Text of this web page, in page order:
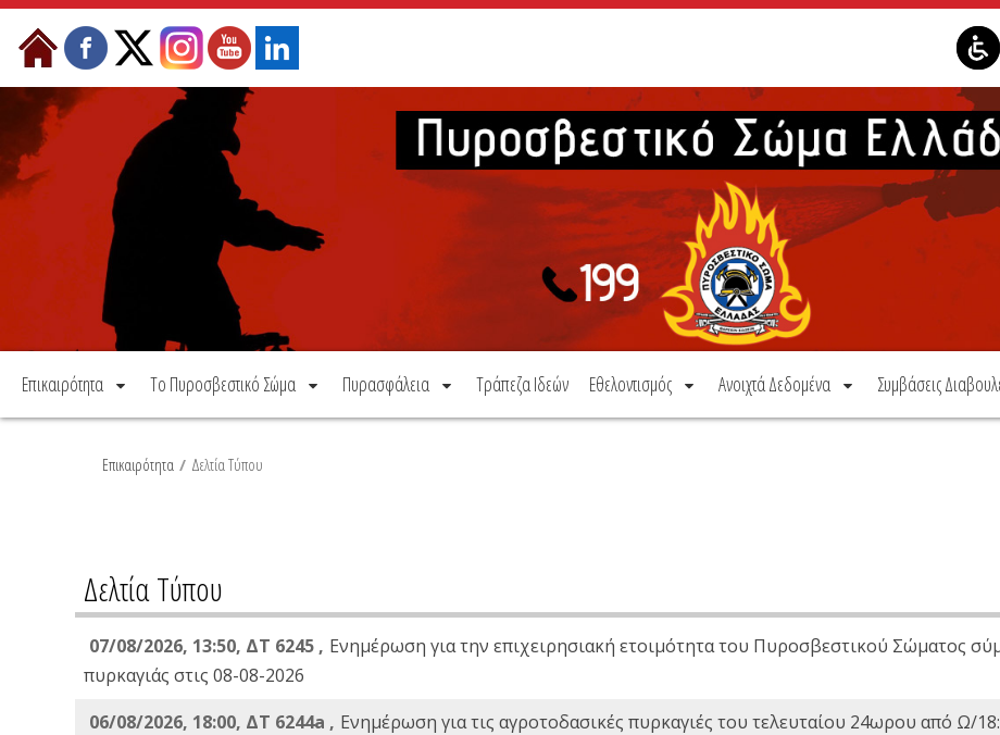
Μετάβαση στο περιεχόμενο
Επικαιρότητα Το Πυροσβεστικό Σώμα Πυρασφάλεια Τράπεζα Ιδεών Εθελοντισμός Ανοιχτά Δεδομένα Συμβάσεις
Επικαιρότητα / Δελτία Τύπου
Δελτία Τύπου
07/08/2026, 13:50, ΔΤ 6245 , Ενημέρωση για την επιχειρησιακή ετοιμότητα του Πυροσβεστικού Σώματος
πυρκαγιάς στις 08-08-2026
06/08/2026, 18:00, ΔΤ 6244a , Ενημέρωση για τις αγροτοδασικές πυρκαγιές του τελευταίου 24ωρου από Ω/